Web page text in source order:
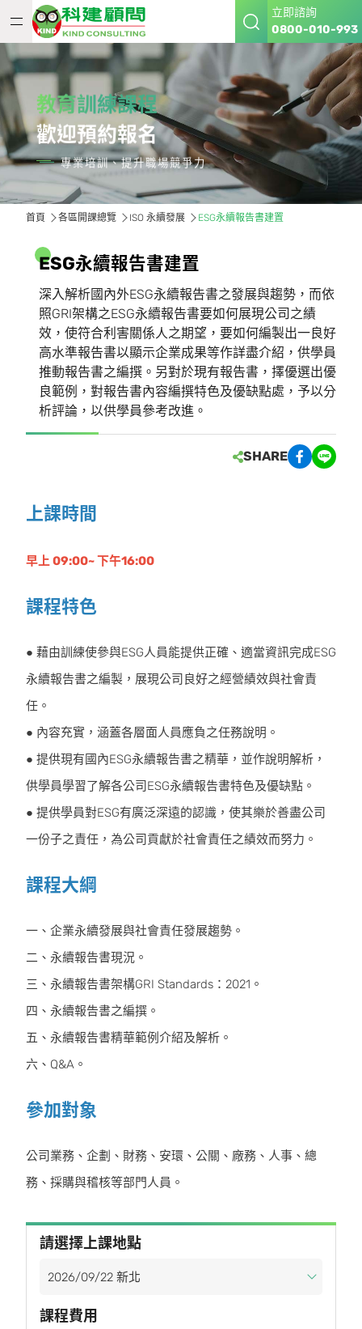
立即諮詢
0800-010-993
教育訓練課程
歡迎預約報名
專業培訓、提升職場競爭力
首頁 各區開課總覽 ISO 永續發展 ESG永續報告書建置
ESG永續報告書建置
深入解析國內外ESG永續報告書之發展與趨勢，⽽依
照GRI架構之ESG永續報告書要如何展現公司之績
效，使符合利害關係⼈之期望，要如何編製出⼀良好
⾼⽔準報告書以顯⽰企業成果等作詳盡介紹，供學員
推動報告書之編撰。另對於現有報告書，擇優選出優
良範例，對報告書內容編撰特⾊及優缺點處，予以分
析評論，以供學員參考改進。
SHARE
上課時間
早上 09:00~ 下午16:00
課程特色
● 藉由訓練使參與ESG⼈員能提供正確、適當資訊完成ESG
永續報告書之編製，展現公司良好之經營績效與社會責
任。
● 內容充實，涵蓋各層⾯⼈員應負之任務說明。
● 提供現有國內ESG永續報告書之精華，並作說明解析，
供學員學習了解各公司ESG永續報告書特⾊及優缺點。
● 提供學員對ESG有廣泛深遠的認識，使其樂於善盡公司
⼀份⼦之責任，為公司貢獻於社會責任之績效⽽努⼒。
課程大綱
一、企業永續發展與社會責任發展趨勢。
二、永續報告書現況。
三、永續報告書架構GRI Standards：2021。
四、永續報告書之編撰。
五、永續報告書精華範例介紹及解析。
六、Q&A。
參加對象
公司業務、企劃、財務、安環、公關、廠務、⼈事、總
務、採購與稽核等部門人員。
請選擇上課地點
課程費用